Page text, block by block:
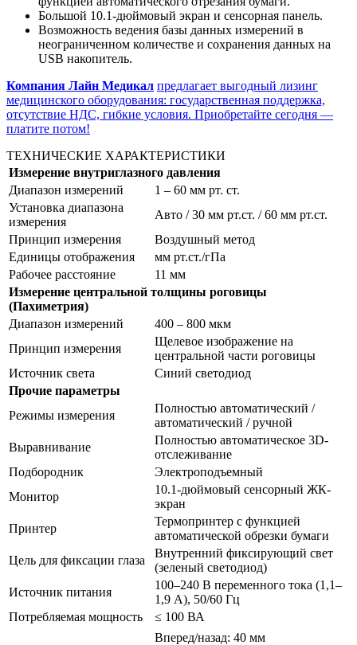
Большой 10.1-дюймовый экран и сенсорная панель.
Возможность ведения базы данных измерений в
неограниченном количестве и сохранения данных на
USB накопитель.
Компания Лайн Медикал предлагает выгодный лизинг
медицинского оборудования: государственная поддержка,
отсутствие НДС, гибкие условия. Приобретайте сегодня —
платите потом!
ТЕХНИЧЕСКИЕ ХАРАКТЕРИСТИКИ
Измерение внутриглазного давления
Диапазон измерений
1 – 60 мм рт. ст.
Установка диапазона
измерения
Авто / 30 мм рт.ст. / 60 мм рт.ст.
Принцип измерения
Воздушный метод
Единицы отображения
мм рт.ст./гПа
Рабочее расстояние
11 мм
Измерение центральной толщины роговицы
(Пахиметрия)
Диапазон измерений
400 – 800 мкм
Принцип измерения
Щелевое изображение на
центральной части роговицы
Источник света
Синий светодиод
Прочие параметры
Режимы измерения
Полностью автоматический /
автоматический / ручной
Выравнивание
Полностью автоматическое 3D-
отслеживание
Подбородник
Электроподъемный
Монитор
10.1-дюймовый сенсорный ЖК-
экран
Принтер
Термопринтер с функцией
автоматической обрезки бумаги
Цель для фиксации глаза
Внутренний фиксирующий свет
(зеленый светодиод)
Источник питания
100–240 В переменного тока (1,1–
1,9 А), 50/60 Гц
Потребляемая мощность
≤ 100 ВА
Вперед/назад: 40 мм